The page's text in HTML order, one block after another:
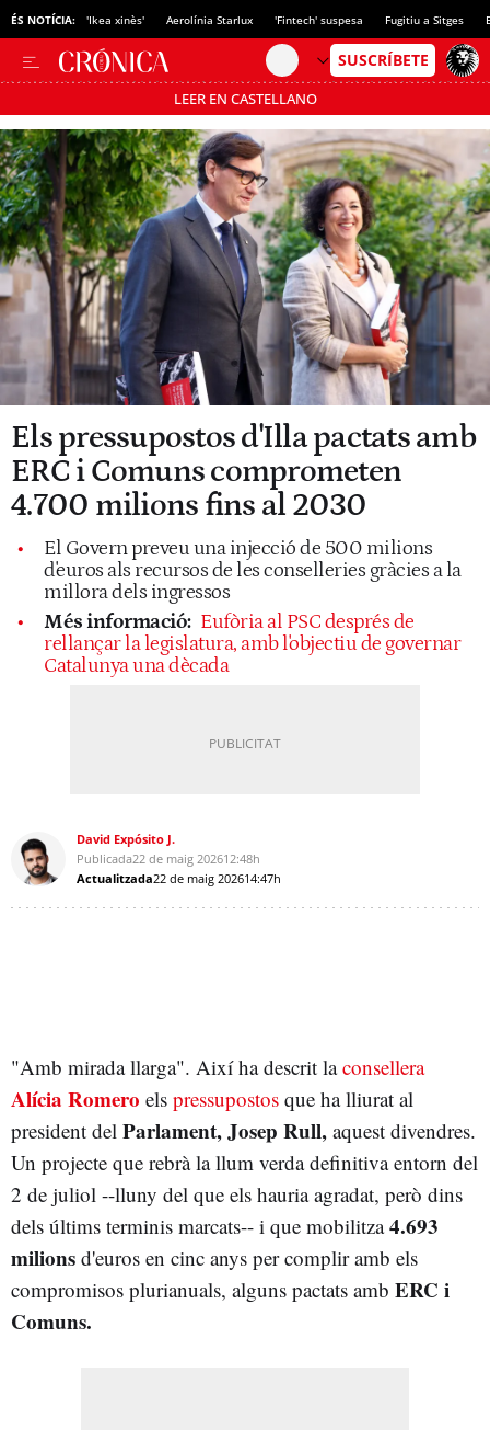
ÉS NOTÍCIA: 'Ikea xinès' Aerolínia Starlux 'Fintech' suspesa Fugitiu a Sitges
LEER EN CASTELLANO
Passa’t al mode estalvi
Els pressupostos d'Illa pactats amb
ERC i Comuns comprometen
4.700 milions fins al 2030
El Govern preveu una injecció de 500 milions
d'euros als recursos de les conselleries gràcies a la
millora dels ingressos
Més informació: Eufòria al PSC després de
rellançar la legislatura, amb l'objectiu de governar
Catalunya una dècada
David Expósito J.
Publicada22 de maig 202612:48h
Actualitzada22 de maig 202614:47h
"Amb mirada llarga". Així ha descrit laconsellera
Alícia Romero els pressupostos que ha lliurat al
president del Parlament, Josep Rull, aquest divendres.
Un projecte que rebrà la llum verda definitiva entorn del
2 de juliol --lluny del que els hauria agradat, però dins
dels últims terminis marcats-- i que mobilitza4.693
milions d'euros en cinc anys per complir amb els
compromisos plurianuals, alguns pactats amb ERC i
Comuns.